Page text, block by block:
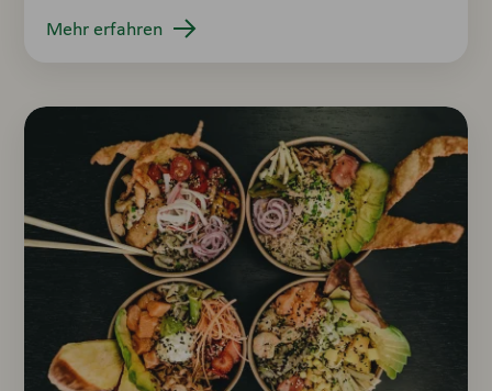
Mehr erfahren